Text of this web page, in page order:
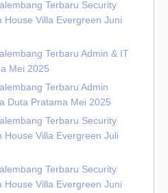
Terbaru Security
House Villa Evergreen Juni
Terbaru Admin & IT
Mei 2025
Terbaru Admin
Duta Pratama Mei 2025
Terbaru Security
House Villa Evergreen Juli
Terbaru Security
House Villa Evergreen Juni